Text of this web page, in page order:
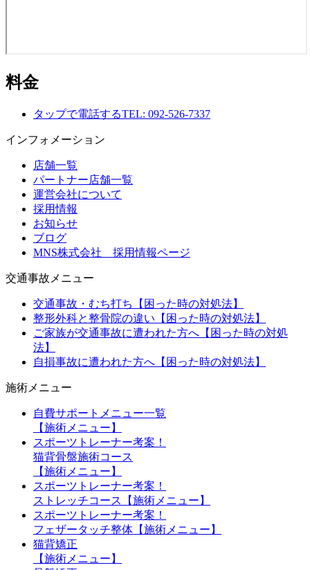
料金
タップで電話するTEL: 092-526-7337
インフォメーション
店舗一覧
パートナー店舗一覧
運営会社について
採用情報
お知らせ
ブログ
MNS株式会社 採用情報ページ
交通事故メニュー
交通事故・むち打ち【困った時の対処法】
整形外科と整骨院の違い【困った時の対処法】
ご家族が交通事故に遭われた方へ【困った時の対処
法】
自損事故に遭われた方へ【困った時の対処法】
施術メニュー
自費サポートメニュー一覧
【施術メニュー】
スポーツトレーナー考案！
猫背骨盤施術コース
【施術メニュー】
スポーツトレーナー考案！
ストレッチコース【施術メニュー】
スポーツトレーナー考案！
フェザータッチ整体【施術メニュー】
猫背矯正
【施術メニュー】